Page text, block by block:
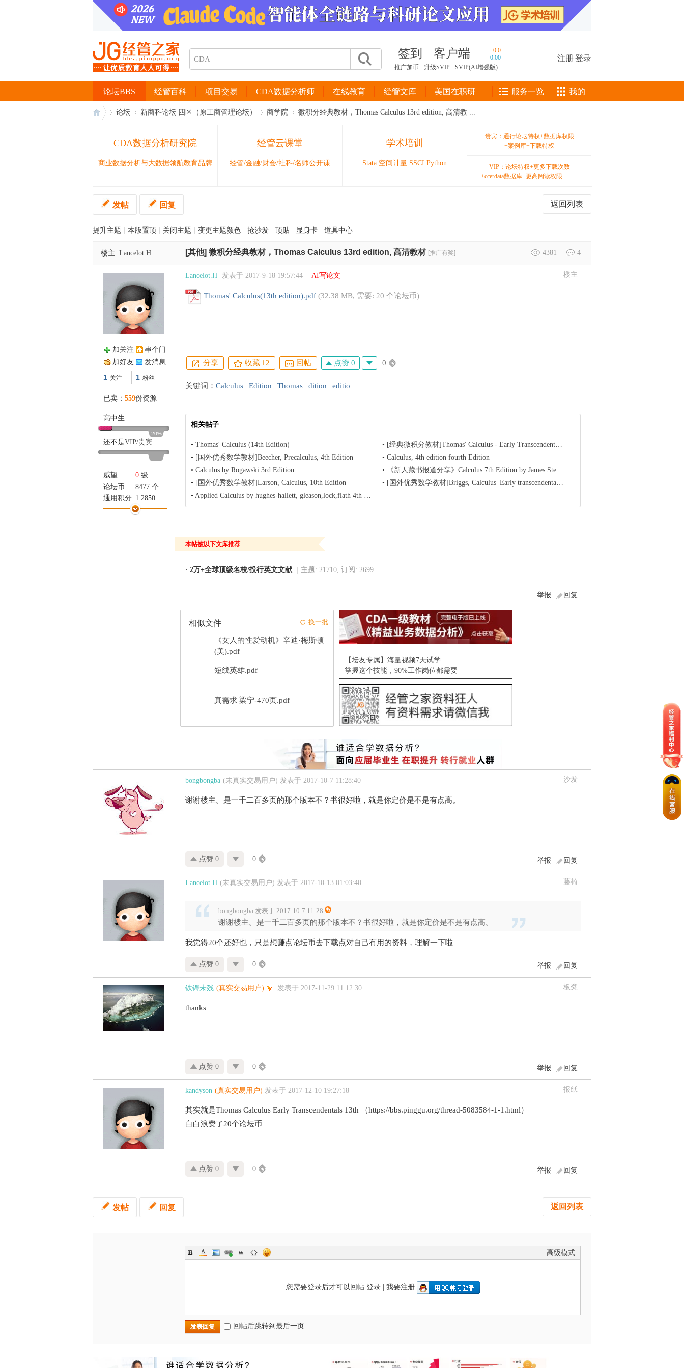
签到 客户端
0.0
0.00
推广加币
升级SVIP SVIP(AI增强版)
注册登录
经管百科 项目交易 CDA数据分析师 在线教育 经管文库 美国在职研
论坛BBS 服务一览 我的
论坛 新商科论坛 四区（原工商管理论坛） 商学院 微积分经典教材，Thomas Calculus 13rd edition, 高清教 ...
CDA数据分析研究院
商业数据分析与大数据领航教育品牌
经管云课堂
经管/金融/财会/社科/名师公开课
学术培训
Stata 空间计量 SSCI Python
贵宾：通行论坛特权+数据库权限
+案例库+下载特权
VIP：论坛特权+更多下载次数
+ccerdata数据库+更高阅读权限+……
返回列表
发帖 回复
提升主题 本版置顶 关闭主题 变更主题颜色 抢沙发 顶贴 显身卡 道具中心
楼主: Lancelot.H 4381 4
[其他] 微积分经典教材，Thomas Calculus 13rd edition, 高清教材 [推广有奖]
加关注
串个门
加好友
发消息
1 关注 1 粉丝
已卖： 559份资源
高中生
20%
还不是VIP/贵宾
-
威望 0 级
论坛币
8477 个
通用积分 1.2850
学术水平
0 点
楼主
Lancelot.H 发表于 2017-9-18 19:57:44 AI写论文
Thomas' Calculus(13th edition).pdf (32.38 MB, 需要: 20 个论坛币)
分享 收藏 12 回帖 点赞 0 0
关键词： Calculus Edition Thomas dition editio
相关帖子
• Thomas' Calculus (14th Edition) • [经典微积分教材]Thomas' Calculus - Early Transcendentals 12th Edition 下载
• [国外优秀数学教材]Beecher, Precalculus, 4th Edition • Calculus, 4th edition fourth Edition
• Calculus by Rogawski 3rd Edition •
《新人藏书报道分享》Calculus 7th Edition by James Stewart 最好的数学基础教材
• [国外优秀数学教材]Larson, Calculus, 10th Edition • [国外优秀数学教材]Briggs, Calculus_Early transcendentals, 2nd Edition
• Applied Calculus by hughes-hallett, gleason,lock,flath 4th edition
本帖被以下文库推荐
· 2万+全球顶级名校/投行英文文献 主题: 21710, 订阅: 2699
回复
举报
相似文件 换一批
《女人的性爱动机》辛迪·梅斯顿
(美).pdf
短线英雄.pdf
真需求 梁宁-470页.pdf
【坛友专属】海量视频7天试学
掌握这个技能，90%工作岗位都需要
沙发
bongbongba (未真实交易用户) 发表于 2017-10-7 11:28:40
谢谢楼主。是一千二百多页的那个版本不？书很好啦，就是你定价是不是有点高。
回复
举报
点赞 0 0
藤椅
Lancelot.H (未真实交易用户) 发表于 2017-10-13 01:03:40
bongbongba 发表于 2017-10-7 11:28
谢谢楼主。是一千二百多页的那个版本不？书很好啦，就是你定价是不是有点高。
我觉得20个还好也，只是想赚点论坛币去下载点对自己有用的资料，理解一下啦
回复
举报
点赞 0 0
板凳
铁锷未残 (真实交易用户) 发表于 2017-11-29 11:12:30
thanks
回复
举报
点赞 0 0
报纸
kandyson (真实交易用户) 发表于 2017-12-10 19:27:18
其实就是Thomas Calculus Early Transcendentals 13th （https://bbs.pinggu.org/thread-5083584-1-1.html）
白白浪费了20个论坛币
回复
举报
点赞 0 0
返回列表
发帖 回复
高级模式
您需要登录后才可以回帖 登录| 我要注册
发表回复 回帖后跳转到最后一页